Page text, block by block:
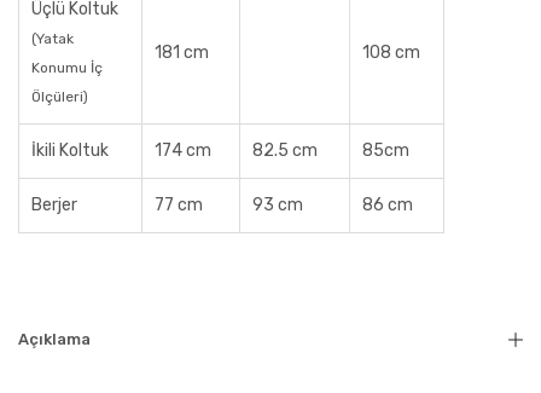
Üçlü Koltuk
(Yatak
Konumu İç
Ölçüleri)
181 cm 108 cm
İkili Koltuk 174 cm 82.5 cm 85cm
Berjer 77 cm 93 cm 86 cm
Açıklama